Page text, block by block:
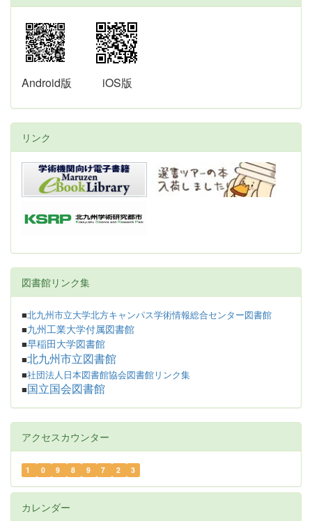
Android版 iOS版
リンク
図書館リンク集
■北九州市立大学北方キャンパス学術情報総合センター図書館
■九州工業大学付属図書館
■早稲田大学図書館
■北九州市立図書館
■社団法人日本図書館協会図書館リンク集
■ 国立国会図書館
アクセスカウンター
1 0 9 8 9 7 2 3
カレンダー